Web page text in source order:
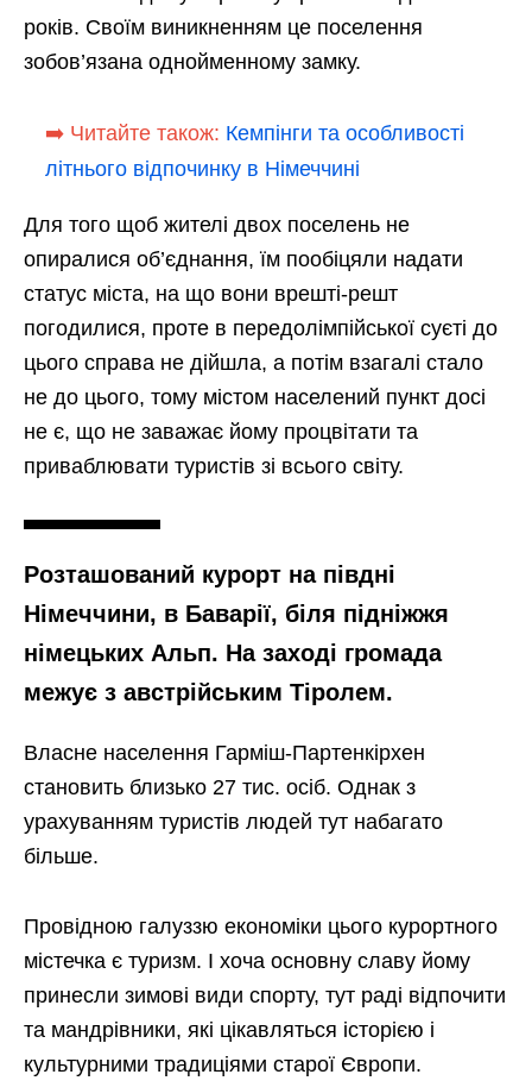
років. Своїм виникненням це поселення
зобов’язана однойменному замку.
➡️ Читайте також: Кемпінги та особливості
літнього відпочинку в Німеччині
Для того щоб жителі двох поселень не
опиралися об’єднання, їм пообіцяли надати
статус міста, на що вони врешті-решт
погодилися, проте в передолімпійської суєті до
цього справа не дійшла, а потім взагалі стало
не до цього, тому містом населений пункт досі
не є, що не заважає йому процвітати та
приваблювати туристів зі всього світу.
Розташований курорт на півдні
Німеччини, в Баварії, біля підніжжя
німецьких Альп. На заході громада
межує з австрійським Тіролем.
Власне населення Гарміш-Партенкірхен
становить близько 27 тис. осіб. Однак з
урахуванням туристів людей тут набагато
більше.
Провідною галуззю економіки цього курортного
містечка є туризм. І хоча основну славу йому
принесли зимові види спорту, тут раді відпочити
та мандрівники, які цікавляться історією і
культурними традиціями старої Європи.